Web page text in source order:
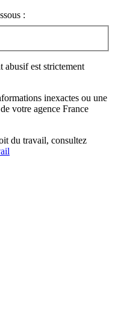
:
abusif est strictement
inexactes ou une
votre agence France
du travail, consultez